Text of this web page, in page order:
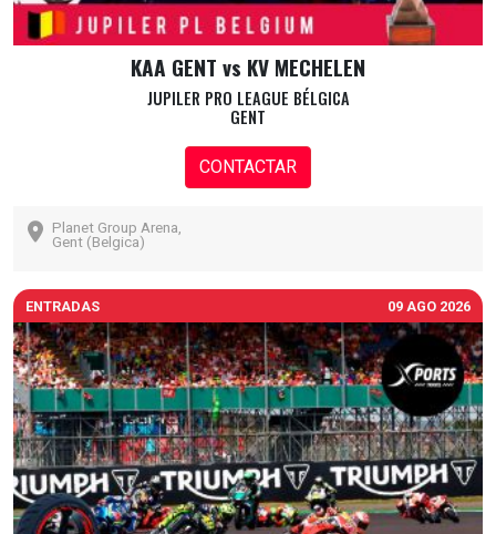
KAA GENT vs KV MECHELEN
JUPILER PRO LEAGUE BÉLGICA
GENT
CONTACTAR
Planet Group Arena,
Gent (Belgica)
ENTRADAS 09 AGO 2026